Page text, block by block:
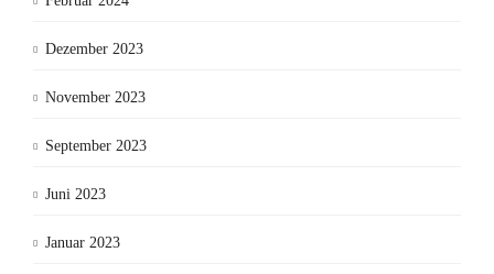
Dezember 2023
November 2023
September 2023
Juni 2023
Januar 2023